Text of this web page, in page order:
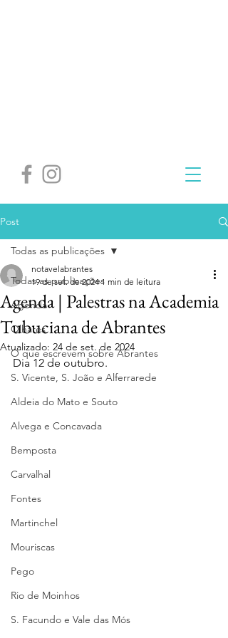
Post
Todas as publicações
Agenda
Olhares
O que escrevem sobre Abrantes
S. Vicente, S. João e Alferrarede
Aldeia do Mato e Souto
Alvega e Concavada
Bemposta
Carvalhal
Fontes
Martinchel
Mouriscas
Pego
Rio de Moinhos
S. Facundo e Vale das Mós
Todas as publicações
Agenda | Palestras na Academia
Tubuciana de Abrantes
notavelabrantes
19 de set. de 2024 1 min de leitura
Atualizado: 24 de set. de 2024
Dia 12 de outubro.